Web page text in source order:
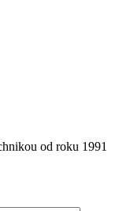
od roku 1991